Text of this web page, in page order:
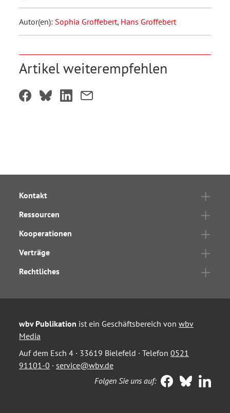
Autor(en): Sophia Groffebert, Hans Groffebert
Artikel weiterempfehlen
Kontakt
Ressourcen
Kooperationen
Verträge
Rechtliches
wbv Publikation ist ein Geschäftsbereich von wbv
Media
Auf dem Esch 4 · 33619 Bielefeld · Telefon 0521
91101-0 · service@wbv.de
Folgen Sie uns auf: